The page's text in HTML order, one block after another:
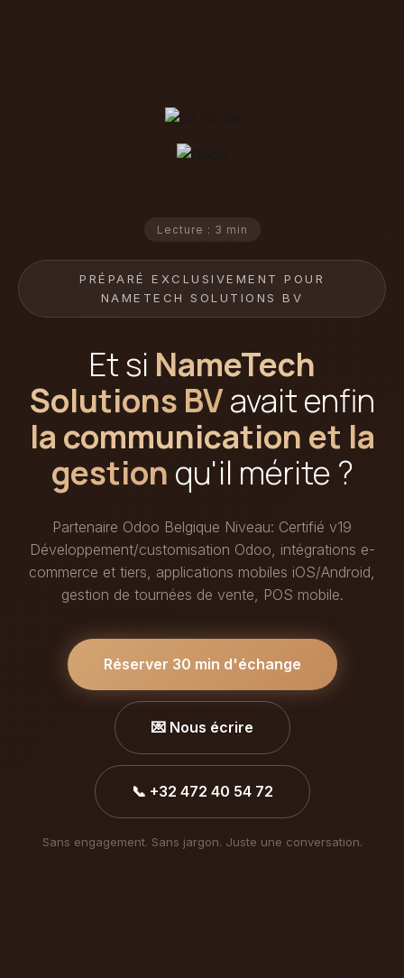
Lecture : 3 min
PRÉPARÉ EXCLUSIVEMENT POUR
NAMETECH SOLUTIONS BV
Et si NameTech
Solutions BVavait enfin
la communication et la
gestion qu'il mérite ?
Partenaire Odoo Belgique Niveau: Certifié v19
Développement/customisation Odoo, intégrations e-
commerce et tiers, applications mobiles iOS/Android,
gestion de tournées de vente, POS mobile.
Réserver 30 min d'échange
💌 Nous écrire
📞 +32 472 40 54 72
Sans engagement. Sans jargon. Juste une conversation.